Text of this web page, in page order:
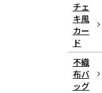
チェ
キ風
カー
ド
不織
布バ
ッグ